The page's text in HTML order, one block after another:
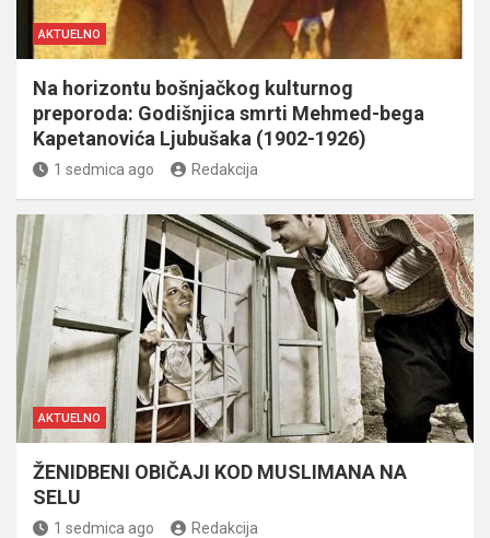
AKTUELNO
Na horizontu bošnjačkog kulturnog
preporoda: Godišnjica smrti Mehmed-bega
Kapetanovića Ljubušaka (1902-1926)
1 sedmica ago Redakcija
AKTUELNO
ŽENIDBENI OBIČAJI KOD MUSLIMANA NA
SELU
1 sedmica ago Redakcija